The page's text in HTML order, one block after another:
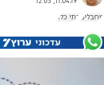
מחבלים בתי כלא